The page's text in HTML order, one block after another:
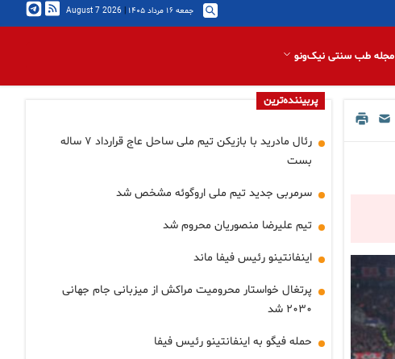
جمعه ۱۶ مرداد ۱۴۰۵ |
2026 August 7
مجله طب سنتی نیک‌ونو
پربیننده‌ترین
رئال مادرید با بازیکن تیم ملی ساحل عاج قرارداد ۷ ساله
بست
سرمربی جدید تیم ملی اروگوئه مشخص شد
تیم علیرضا منصوریان محروم شد
اینفانتینو رئیس فیفا ماند
پرتغال خواستار محرومیت مراکش از میزبانی جام جهانی
۲۰۳۰ شد
حمله فیگو به اینفانتینو رئیس فیفا